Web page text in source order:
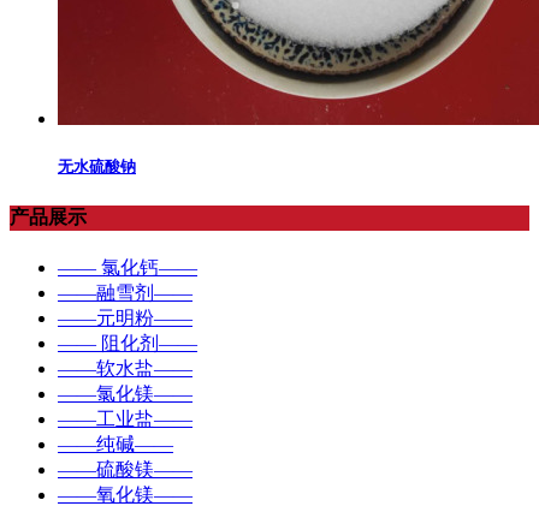
无水硫酸钠
产品展示
—— 氯化钙——
——融雪剂——
——元明粉——
—— 阻化剂——
——软水盐——
——氯化镁——
——工业盐——
——纯碱——
——硫酸镁——
——氧化镁——